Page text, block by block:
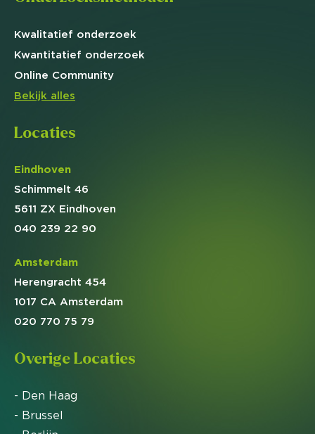
Kwalitatief onderzoek
Kwantitatief onderzoek
Online Community
Bekijk alles
Locaties
Eindhoven
Schimmelt 46
5611 ZX Eindhoven
040 239 22 90
Amsterdam
Herengracht 454
1017 CA Amsterdam
020 770 75 79
Overige Locaties
- Den Haag
- Brussel